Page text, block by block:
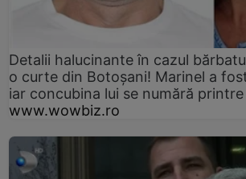
Detalii halucinante în cazul
o curte din Botoșani! Marinel a
iar concubina lui se numără
www.wowbiz.ro